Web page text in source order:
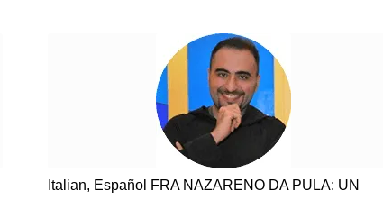
Italian, Español FRA NAZARENO DA PULA: UN